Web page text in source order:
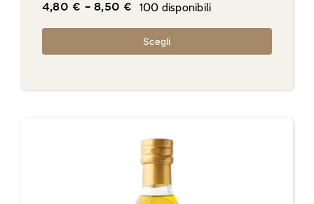
4,80€ –8,50€ 100 disponibili
Scegli